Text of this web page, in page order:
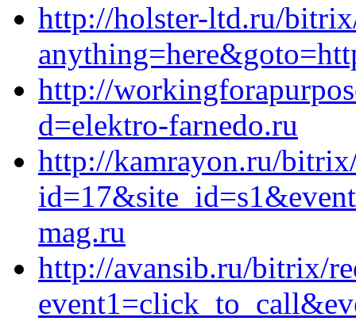
http://holster-ltd.ru/
http://
d=elektro-farnedo.ru
http://kamrayon.ru/
mag.ru
http://avansib.ru/bitrix/